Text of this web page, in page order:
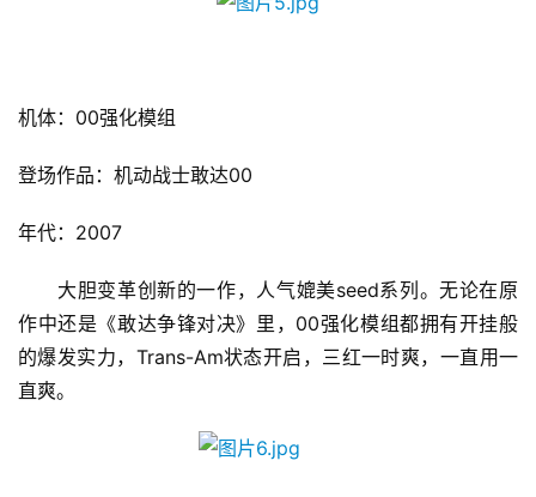
日
对
接
会
上
机体：00强化模组
登场作品：机动战士敢达00
年代：2007
大胆变革创新的一作，人气媲美seed系列。无论在原
作中还是《敢达争锋对决》里，00强化模组都拥有开挂般
的爆发实力，Trans-Am状态开启，三红一时爽，一直用一
直爽。